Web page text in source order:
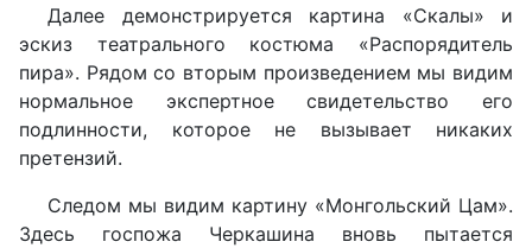
Далее демонстрируется картина «Скалы» и
эскиз театрального костюма «Распорядитель
пира». Рядом со вторым произведением мы видим
нормальное экспертное свидетельство его
подлинности, которое не вызывает никаких
претензий.
Следом мы видим картину «Монгольский Цам».
Здесь госпожа Черкашина вновь пытается